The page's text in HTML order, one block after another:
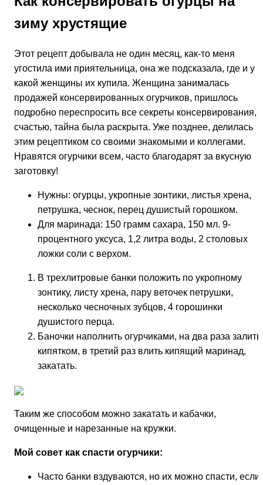
зиму хрустящие
Этот рецепт добывала не один месяц, как-то меня
угостила ими приятельница, она же подсказала, где и у
какой женщины их купила. Женщина занималась
продажей консервированных огурчиков, пришлось
подробно переспросить все секреты консервирования, к
счастью, тайна была раскрыта. Уже позднее, делилась
этим рецептиком со своими знакомыми и коллегами.
Нравятся огурчики всем, часто благодарят за вкусную
заготовку!
Нужны: огурцы, укропные зонтики, листья хрена,
петрушка, чеснок, перец душистый горошком.
Для маринада: 150 грамм сахара, 150 мл. 9-
процентного уксуса, 1,2 литра воды, 2 столовых
ложки соли с верхом.
В трехлитровые банки положить по укропному
зонтику, листу хрена, пару веточек петрушки,
несколько чесночных зубцов, 4 горошинки
душистого перца.
Баночки наполнить огурчиками, на два раза залить
кипятком, в третий раз влить кипящий маринад,
закатать.
Таким же способом можно закатать и кабачки,
очищенные и нарезанные на кружки.
Мой совет как спасти огурчики:
Часто банки вздуваются, но их можно спасти, если